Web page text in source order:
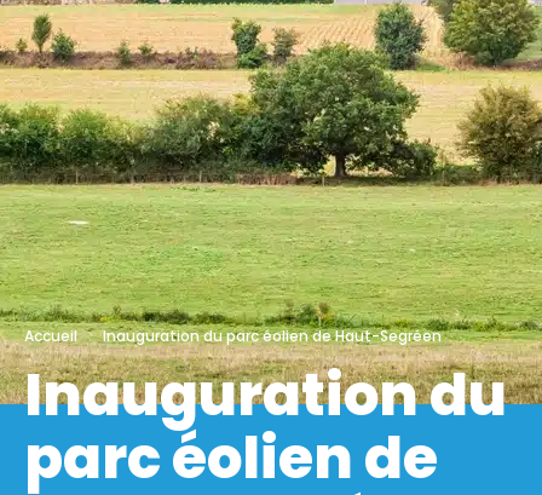
Accueil Inauguration du parc éolien de Haut-Segréen
Inauguration du
parc éolien de